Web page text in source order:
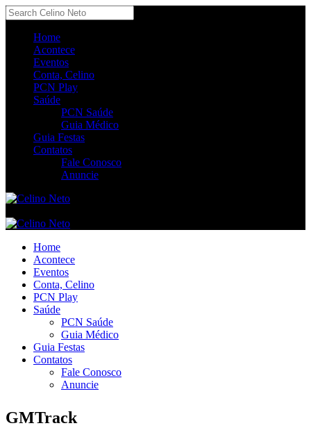
Home
Acontece
Eventos
Conta, Celino
PCN Play
Saúde
PCN Saúde
Guia Médico
Guia Festas
Contatos
Fale Conosco
Anuncie
Home
Acontece
Eventos
Conta, Celino
PCN Play
Saúde
PCN Saúde
Guia Médico
Guia Festas
Contatos
Fale Conosco
Anuncie
GMTrack